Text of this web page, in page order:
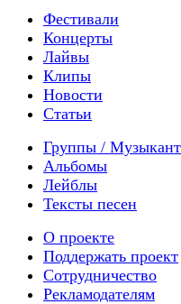
Фестивали
Концерты
Лайвы
Клипы
Новости
Статьи
Группы /
Альбомы
Лейблы
Тексты песен
О проекте
Поддержать проект
Сотрудничество
Рекламодателям